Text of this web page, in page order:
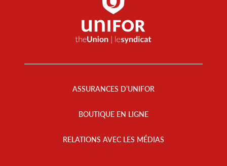
ASSURANCES D’UNIFOR
BOUTIQUE EN LIGNE
RELATIONS AVEC LES MÉDIAS